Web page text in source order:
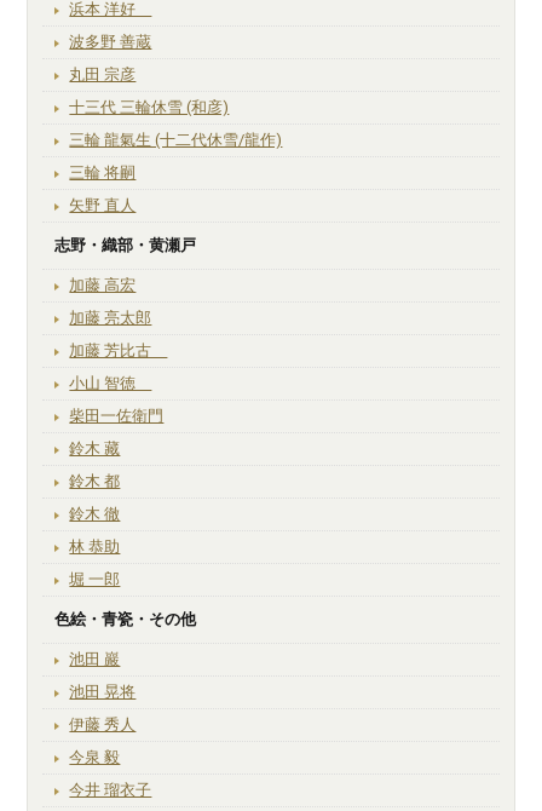
浜本 洋好
波多野 善蔵
丸田 宗彦
十三代 三輪休雪 (和彦)
三輪 龍氣生 (十二代休雪/龍作)
三輪 将嗣
矢野 直人
志野・織部・黄瀬戸
加藤 高宏
加藤 亮太郎
加藤 芳比古
小山 智徳
柴田一佐衛門
鈴木 藏
鈴木 都
鈴木 徹
林 恭助
堀 一郎
色絵・青瓷・その他
池田 巖
池田 晃将
伊藤 秀人
今泉 毅
今井 瑠衣子